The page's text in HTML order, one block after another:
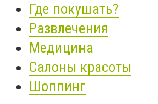
Где покушать?
Развлечения
Медицина
Салоны красоты
Шоппинг